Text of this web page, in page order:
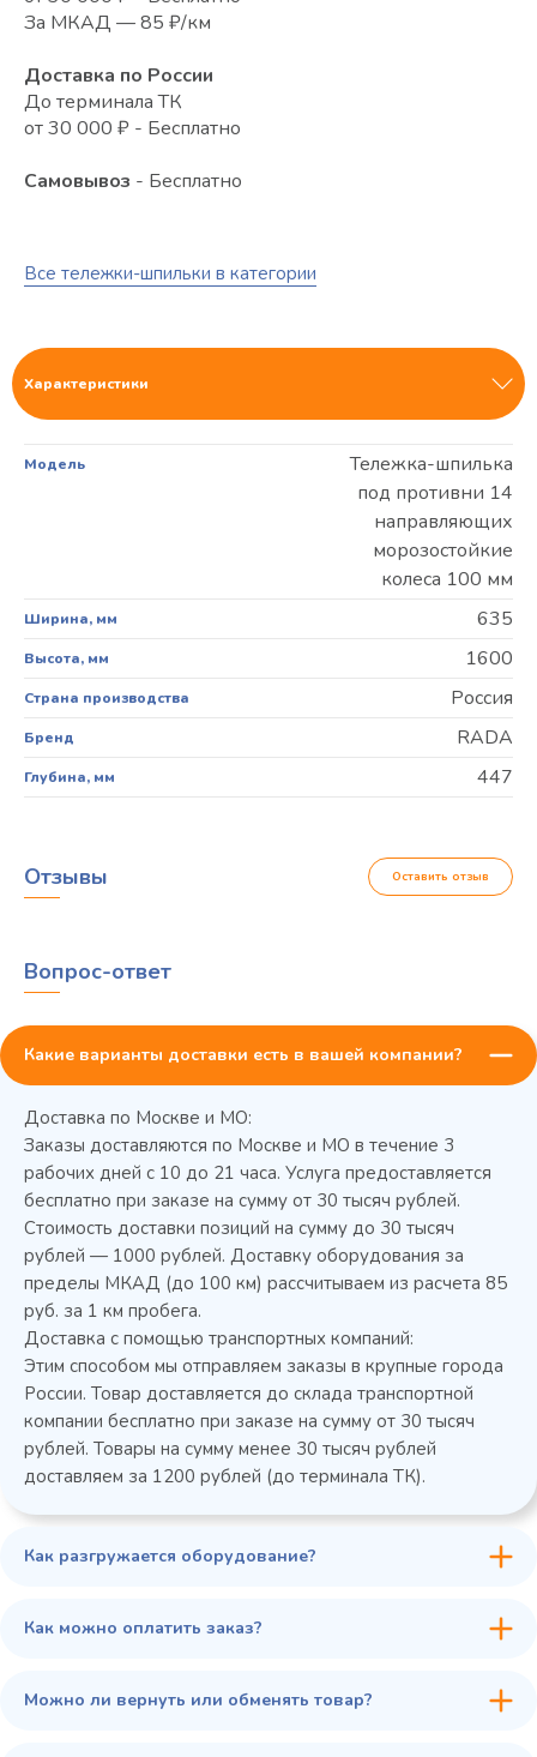
Все тележки-шпильки в категории
За МКАД — 85 ₽/км
Доставка по России
До терминала ТК
от 30 000 ₽ - Бесплатно
Самовывоз - Бесплатно
Характеристики
Модель
Тележка-шпилька
под противни 14
направляющих
морозостойкие
колеса 100 мм
Ширина, мм 635
Высота, мм 1600
Страна производства Россия
Бренд RADA
Глубина, мм 447
Колода разрубочная КР-5/5
45 900 ₽
Отзывы Оставить отзыв
Вопрос-ответ
Какие варианты доставки есть в вашей компании?
Доставка по Москве и МО:
Заказы доставляются по Москве и МО в течение 3
рабочих дней с 10 до 21 часа. Услуга предоставляется
бесплатно при заказе на сумму от 30 тысяч рублей.
Стоимость доставки позиций на сумму до 30 тысяч
рублей — 1000 рублей. Доставку оборудования за
пределы МКАД (до 100 км) рассчитываем из расчета 85
руб. за 1 км пробега.
Доставка с помощью транспортных компаний:
Этим способом мы отправляем заказы в крупные города
России. Товар доставляется до склада транспортной
компании бесплатно при заказе на сумму от 30 тысяч
рублей. Товары на сумму менее 30 тысяч рублей
доставляем за 1200 рублей (до терминала ТК).
Как разгружается оборудование?
Как можно оплатить заказ?
Можно ли вернуть или обменять товар?